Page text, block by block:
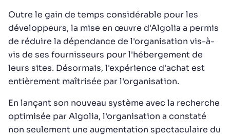
Outre le gain de temps considérable pour les
développeurs, la mise en œuvre d'Algolia a permis
de réduire la dépendance de l'organisation vis-à-
vis de ses fournisseurs pour l'hébergement de
leurs sites. Désormais, l'expérience d'achat est
entièrement maîtrisée par l'organisation.
En lançant son nouveau système avec la recherche
optimisée par Algolia, l'organisation a constaté
non seulement une augmentation spectaculaire du